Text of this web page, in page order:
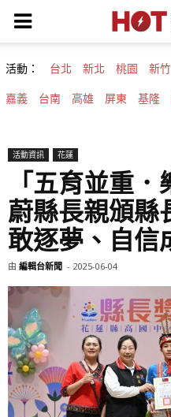
活動： 台北 新北 桃園 新竹
嘉義 台南 高雄 屏東 基隆
活動資訊 花蓮
「五育並重
蔚縣長親頒縣
敢逐夢、自信
由 編輯台新聞 - 2025-06-04